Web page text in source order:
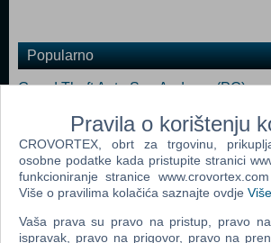
Popularno
Grand Theft Auto San Andreas (PC)
Grand Theft Auto Vice City (PC)
Grand Theft Auto IV (PC)
Call Of Duty 4 Modern Warfare (PC)
Assassin's Creed (PC)
Grand Theft Auto III (PC)
Pravila o korištenju
CROVORTEX, obrt za trgovinu,
osobne podatke kada pristupite stranici
funkcioniranje stranice
Više o pravilima kolačića saznajte ovdje Više
Vaša prava su pravo na pristup, pravo
ispravak, pravo na prigovor, pravo na